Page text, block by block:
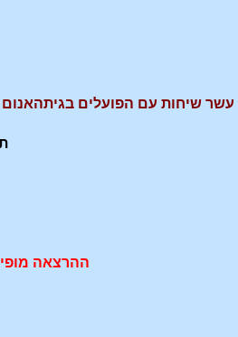
עשר שיחות עם הפועלים בגיתהאנום
ההרצאה